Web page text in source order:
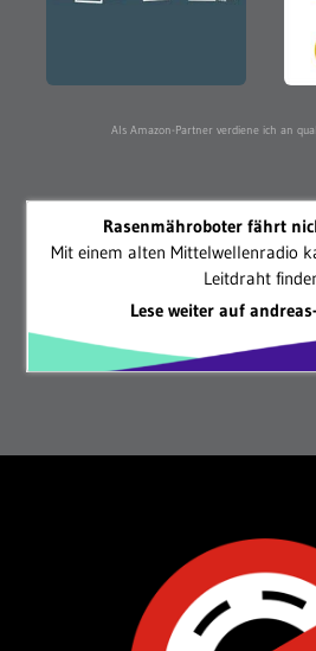
Als Amazon-Partner verdiene ich an
Rasenmähroboter fährt
Mit einem alten Mittelwellenradio
Leitdraht
Lese weiter auf